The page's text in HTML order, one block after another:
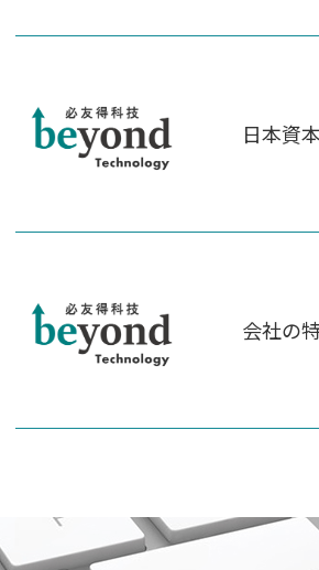
日本資
会社の